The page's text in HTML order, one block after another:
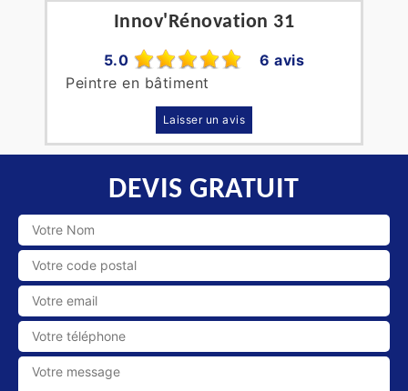
Innov'Rénovation 31
5.0
6 avis
Peintre en bâtiment
Laisser un avis
DEVIS GRATUIT